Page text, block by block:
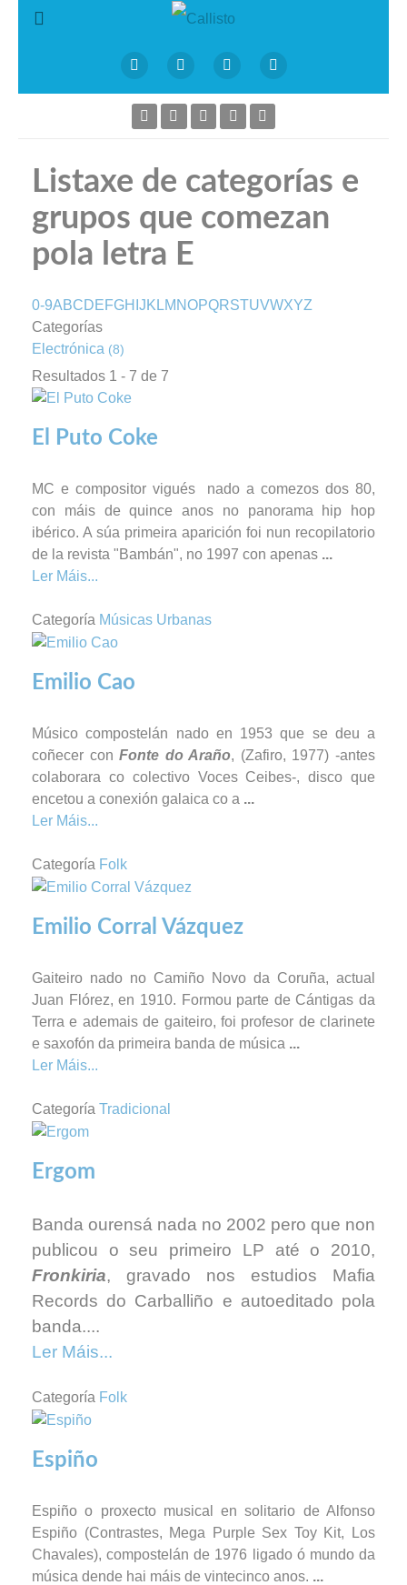
Listaxe de categorías e
grupos que comezan
pola letra E
0-9ABCDEFGH JK LM NOPQRSTUVWXYZ
Categorías
Electrónica (8)
Resultados 1 - 7 de 7
El Puto Coke
MC e compositor vigués nado a comezos dos 80,
con máis de quince anos no panorama hip hop
ibérico. A súa primeira aparición foi nun recopilatorio
de la revista "Bambán", no 1997 con apenas ...
Ler Máis...
Categoría Músicas Urbanas
Emilio Cao
Músico compostelán nado en 1953 que se deu a
coñecer conFonte do Araño, (Zafiro, 1977) -antes
colaborara co colectivo Voces Ceibes-, disco que
encetou a conexión galaica co a ...
Ler Máis...
Categoría Folk
Emilio Corral Vázquez
Gaiteiro nado no Camiño Novo da Coruña, actual
Juan Flórez, en 1910. Formou parte de Cántigas da
Terra e ademais de gaiteiro, foi profesor de clarinete
e saxofón da primeira banda de música ...
Ler Máis...
Categoría Tradicional
Ergom
Banda ourensá nada no 2002 pero que non
publicou o seu primeiro LP até o 2010,
Fronkiria, gravado nos estudios Mafia
Records do Carballiño e autoeditado pola
banda....
Ler Máis...
Categoría Folk
Espiño
Espiño o proxecto musical en solitario de Alfonso
Espiño (Contrastes, Mega Purple Sex Toy Kit, Los
Chavales), compostelán de 1976 ligado ó mundo da
música dende hai máis de vintecinco anos. ...